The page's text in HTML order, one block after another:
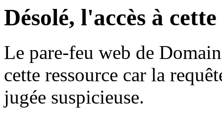
Désolé, l'accès à
Le pare-feu web de
cette ressource car la
jugée suspicieuse.